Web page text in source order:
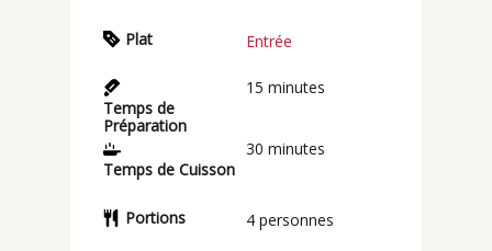
Plat Entrée
Temps de
Préparation
15 minutes
Temps de Cuisson
30 minutes
Portions 4 personnes